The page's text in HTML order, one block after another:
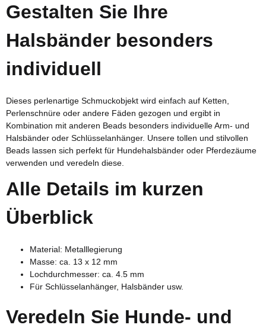
Gestalten Sie Ihre
Halsbänder besonders
individuell
Dieses perlenartige Schmuckobjekt wird einfach auf Ketten,
Perlenschnüre oder andere Fäden gezogen und ergibt in
Kombination mit anderen Beads besonders individuelle Arm- und
Halsbänder oder Schlüsselanhänger. Unsere tollen und stilvollen
Beads lassen sich perfekt für Hundehalsbänder oder Pferdezäume
verwenden und veredeln diese.
Alle Details im kurzen
Überblick
Material: Metalllegierung
Masse: ca. 13 x 12 mm
Lochdurchmesser: ca. 4.5 mm
Für Schlüsselanhänger, Halsbänder usw.
Veredeln Sie Hunde- und